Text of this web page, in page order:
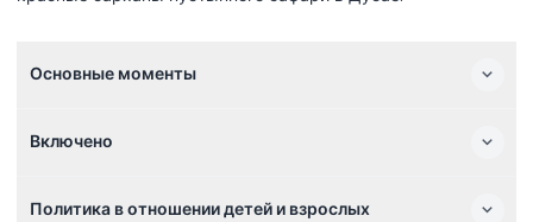
Основные моменты
Включено
Политика в отношении детей и взрослых